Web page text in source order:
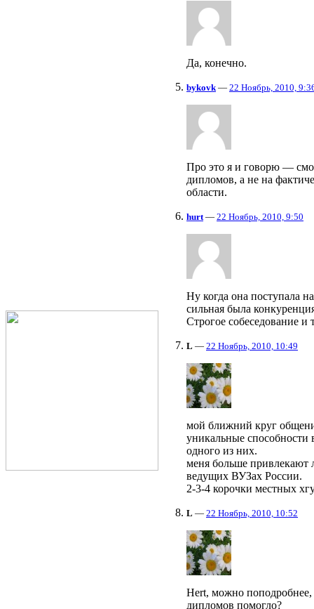
Да, конечно.
bykovk — 22 Ноябрь, 2010,
Про это я и говорю —
дипломов, а не на
области.
hurt — 22 Ноябрь, 2010, 9:50
Ну когда она поступала
сильная была
Строгое собеседование и
L — 22 Ноябрь, 2010, 10:49
мой ближний круг
уникальные способности
одного из них.
меня больше привлекают
ведущих ВУЗах России.
2-3-4 корочки местных
L — 22 Ноябрь, 2010, 10:52
Hert, можно поподробнее,
дипломов помогло?